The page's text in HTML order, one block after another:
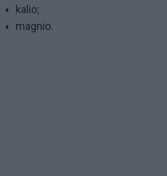
kalio;
magnio.